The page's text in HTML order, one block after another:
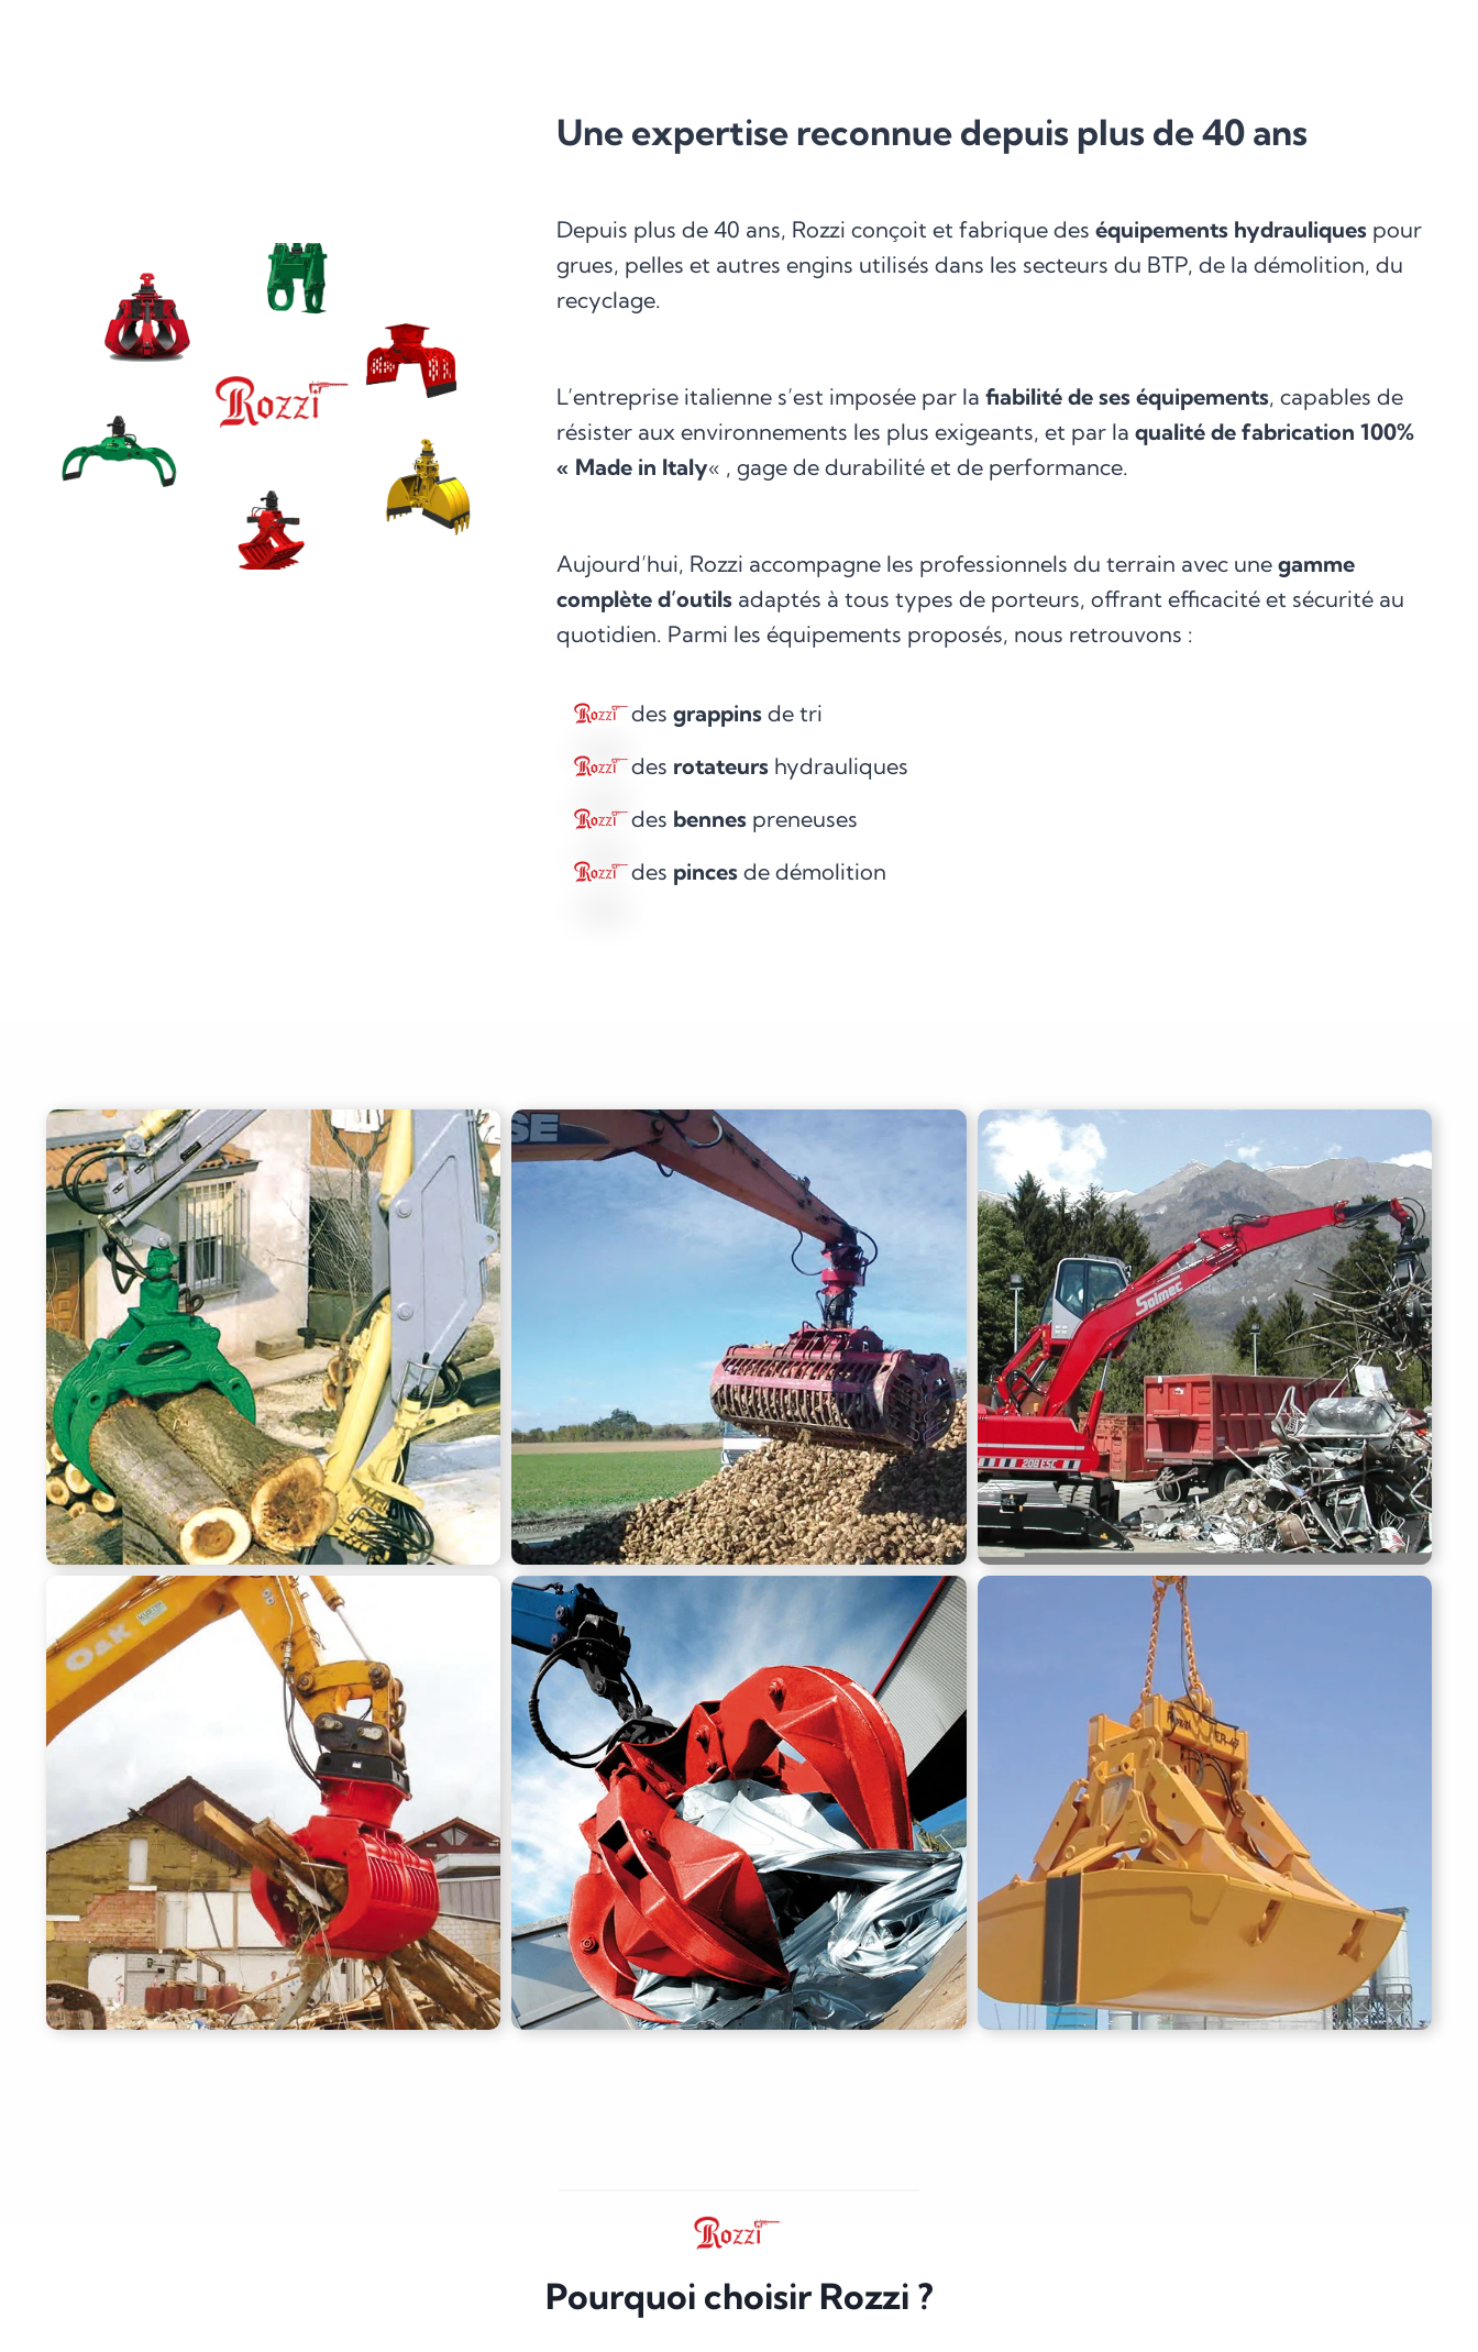
Une expertise reconnue depuis plus de 40 ans
Depuis plus de 40 ans, Rozzi conçoit et fabrique des équipements hydrauliques pour
grues, pelles et autres engins utilisés dans les secteurs du BTP, de la démolition, du
recyclage.
L’entreprise italienne s’est imposée par la fiabilité de ses équipements, capables de
résister aux environnements les plus exigeants, et par la qualité de fabrication 100%
« Made in Italy« , gage de durabilité et de performance.
Aujourd’hui, Rozzi accompagne les professionnels du terrain avec une gamme
complète d’outils adaptés à tous types de porteurs, offrant efficacité et sécurité au
quotidien. Parmi les équipements proposés, nous retrouvons :
des grappins de tri
des rotateurs hydrauliques
des bennes preneuses
des pinces de démolition
Pourquoi choisir Rozzi ?